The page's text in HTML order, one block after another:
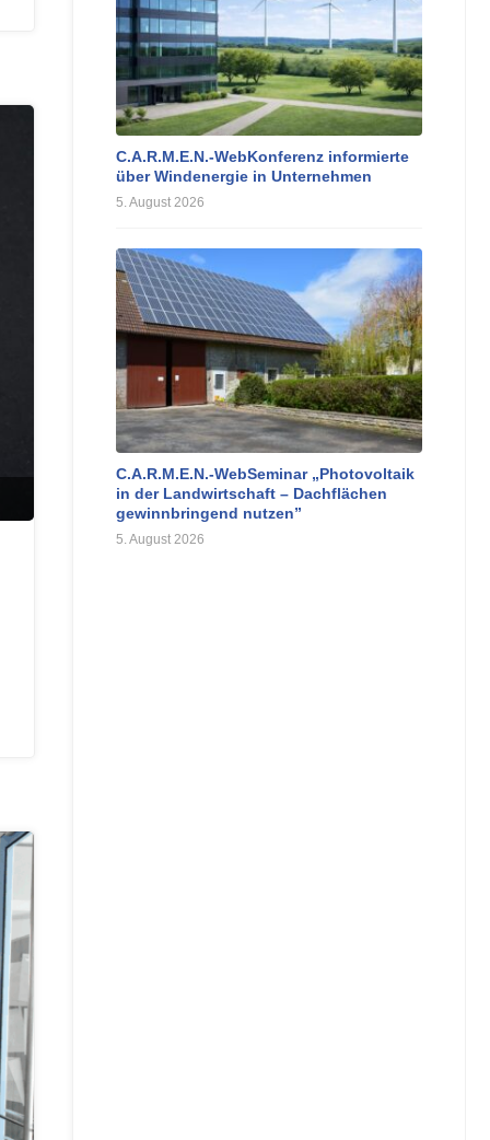
C.A.R.M.E.N.-WebKonferenz informierte
über Windenergie in Unternehmen
5. August 2026
C.A.R.M.E.N.-WebSeminar „Photovoltaik
in der Landwirtschaft – Dachflächen
gewinnbringend nutzen”
5. August 2026